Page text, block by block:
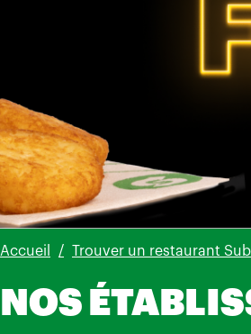
Accueil Trouver un restaurant
NOS